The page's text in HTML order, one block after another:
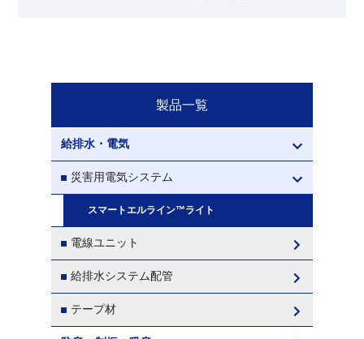
製品一覧
給排水・電気
災害用電気システム
スマートエルライン™ライト
電線ユニット
給排水システム配管
テープ材